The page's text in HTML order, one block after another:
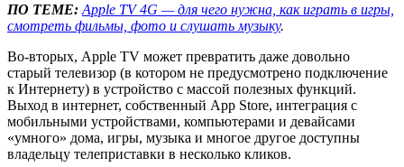
ПО ТЕМЕ: Apple TV 4G — для чего нужна, как играть в игры,
смотреть фильмы, фото и слушать музыку.
Во-вторых, Apple TV может превратить даже довольно
старый телевизор (в котором не предусмотрено подключение
к Интернету) в устройство с массой полезных функций.
Выход в интернет, собственный App Store, интеграция с
мобильными устройствами, компьютерами и девайсами
«умного» дома, игры, музыка и многое другое доступны
владельцу телеприставки в несколько кликов.